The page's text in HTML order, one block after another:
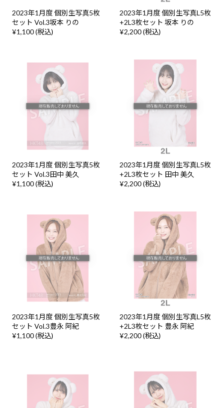
2023年1月度 個別生写真5枚
セット Vol.3坂本 りの
¥1,100 (税込)
2023年1月度 個別生写真L5枚
+2L3枚セット 坂本 りの
¥2,200 (税込)
2023年1月度 個別生写真5枚
セット Vol.3田中 美久
¥1,100 (税込)
2023年1月度 個別生写真L5枚
+2L3枚セット 田中 美久
¥2,200 (税込)
2023年1月度 個別生写真5枚
セット Vol.3豊永 阿紀
¥1,100 (税込)
2023年1月度 個別生写真L5枚
+2L3枚セット 豊永 阿紀
¥2,200 (税込)